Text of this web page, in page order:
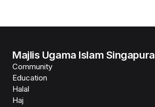
Majlis Ugama Islam Singapura
Community
Education
Halal
Haj